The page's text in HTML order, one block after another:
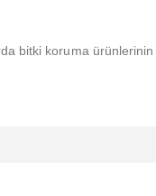
bitki koruma ürünlerinin